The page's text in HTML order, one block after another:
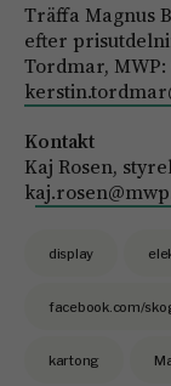
Träffa Magnus
efter
Tordmar, MWP:
Kontakt
Kaj Rosen,
k
display
facebook.com/
kartong